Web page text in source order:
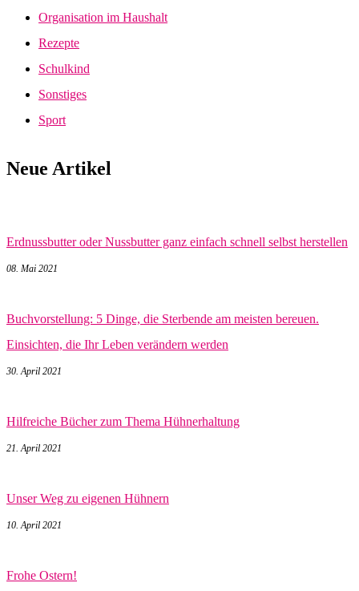
Organisation im Haushalt
Rezepte
Schulkind
Sonstiges
Sport
Neue Artikel
Erdnussbutter oder Nussbutter ganz einfach schnell selbst herstellen
08. Mai 2021
Buchvorstellung: 5 Dinge, die Sterbende am meisten bereuen.
Einsichten, die Ihr Leben verändern werden
30. April 2021
Hilfreiche Bücher zum Thema Hühnerhaltung
21. April 2021
Unser Weg zu eigenen Hühnern
10. April 2021
Frohe Ostern!